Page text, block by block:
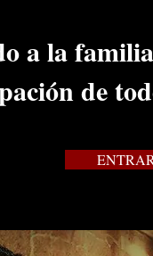
a la
de
ENTRAR